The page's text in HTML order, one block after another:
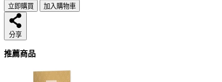
立即購買 加入購物車
分享
推薦商品